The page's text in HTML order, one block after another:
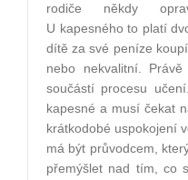
rodiče někdy
U kapesného to platí
dítě za své peníze
nebo nekvalitní.
součástí procesu
kapesné a musí čekat
krátkodobé uspokojení
má být průvodcem,
přemýšlet nad tím, co